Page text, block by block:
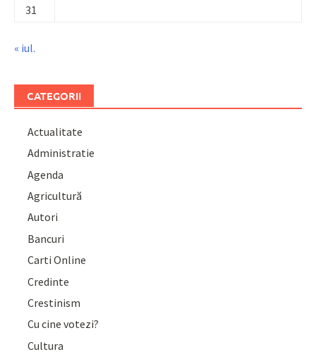
31
« iul.
CATEGORII
Actualitate
Administratie
Agenda
Agricultură
Autori
Bancuri
Carti Online
Credinte
Crestinism
Cu cine votezi?
Cultura